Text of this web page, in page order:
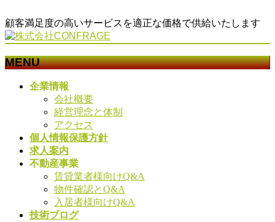
顧客満足度の高いサービスを適正な価格で供給いたします
MENU
企業情報
会社概要
経営理念と体制
アクセス
個人情報保護方針
求人案内
不動産事業
賃貸業者様向けQ&A
物件確認とQ&A
入居者様向けQ&A
技術ブログ